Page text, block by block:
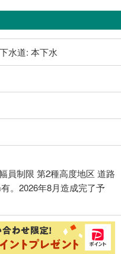
水道: 本下水
員制限 第2種高度地区 道路
。2026年8月造成完了予